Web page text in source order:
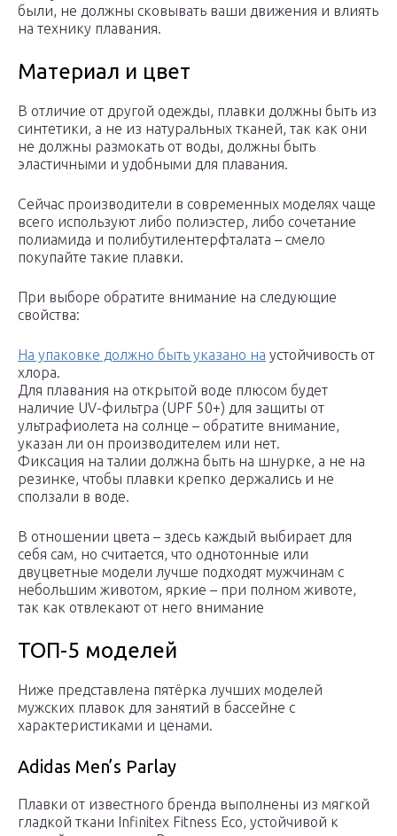
были, не должны сковывать ваши движения и влиять
на технику плавания.
Материал и цвет
В отличие от другой одежды, плавки должны быть из
синтетики, а не из натуральных тканей, так как они
не должны размокать от воды, должны быть
эластичными и удобными для плавания.
Сейчас производители в современных моделях чаще
всего используют либо полиэстер, либо сочетание
полиамида и полибутилентерфталата – смело
покупайте такие плавки.
При выборе обратите внимание на следующие
свойства:
На упаковке должно быть указано на устойчивость от
хлора.
Для плавания на открытой воде плюсом будет
наличие UV-фильтра (UPF 50+) для защиты от
ультрафиолета на солнце – обратите внимание,
указан ли он производителем или нет.
Фиксация на талии должна быть на шнурке, а не на
резинке, чтобы плавки крепко держались и не
сползали в воде.
В отношении цвета – здесь каждый выбирает для
себя сам, но считается, что однотонные или
двуцветные модели лучше подходят мужчинам с
небольшим животом, яркие – при полном животе,
так как отвлекают от него внимание
ТОП-5 моделей
Ниже представлена пятёрка лучших моделей
мужских плавок для занятий в бассейне с
характеристиками и ценами.
Adidas Men’s Parlay
Плавки от известного бренда выполнены из мягкой
гладкой ткани Infinitex Fitness Eco, устойчивой к